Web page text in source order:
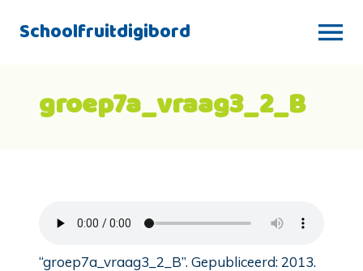
Schoolfruitdigibord
groep7a_vraag3_2_B
“groep7a_vraag3_2_B”. Gepubliceerd: 2013.